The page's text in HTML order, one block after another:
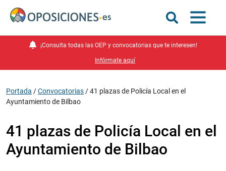
¡Consulta todas las OEP y convocatorias que te interesen!
Infórmate aquí
Portada /Convocatorias /41 plazas de Policía Local en el
Ayuntamiento de Bilbao
41 plazas de Policía Local en el
Ayuntamiento de Bilbao